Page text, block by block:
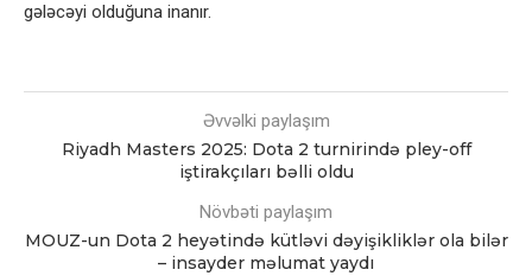
gələcəyi olduğuna inanır.
Əvvəlki paylaşım
Riyadh Masters 2025: Dota 2 turnirində pley-off
iştirakçıları bəlli oldu
Növbəti paylaşım
MOUZ-un Dota 2 heyətində kütləvi dəyişikliklər ola bilər
– insayder məlumat yaydı